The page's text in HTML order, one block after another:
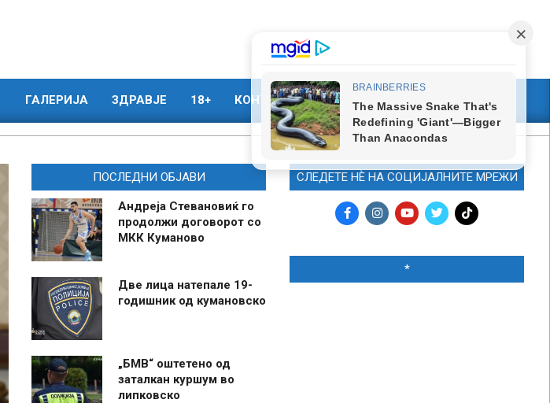
ГАЛЕРИЈА ЗДРАВЈЕ 18+ КОНТАКТ МАРКЕТИНГ
ПОСЛЕДНИ ОБЈАВИ
Андреја Стевановиќ го
продолжи договорот со
МКК Куманово
Две лица натепале 19-
годишник од кумановско
„БМВ“ оштетено од
заталкан куршум во
липковско
СЛЕДЕТЕ НЀ НА СОЦИЈАЛНИТЕ МРЕЖИ
*